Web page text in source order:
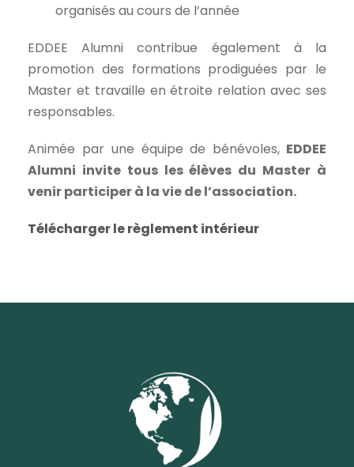
organisés au cours de l’année
EDDEE Alumni contribue également à la
promotion des formations prodiguées par le
Master et travaille en étroite relation avec ses
responsables.
Animée par une équipe de bénévoles, EDDEE
Alumni invite tous les élèves du Master à
venir participer à la vie de l’association.
Télécharger le règlement intérieur